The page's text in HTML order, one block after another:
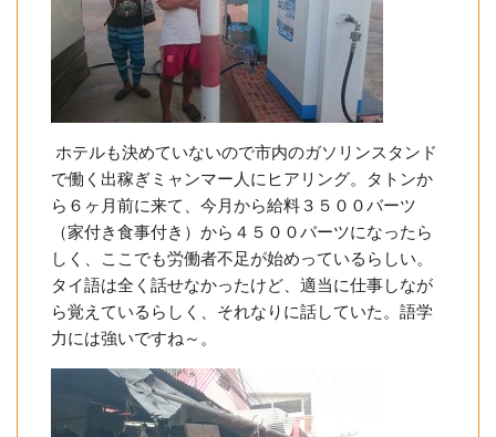
ホテルも決めていないので市内のガソリンスタンド
で働く出稼ぎミャンマー人にヒアリング。タトンか
ら６ヶ月前に来て、今月から給料３５００バーツ
（家付き食事付き）から４５００バーツになったら
しく、ここでも労働者不足が始めっているらしい。
タイ語は全く話せなかったけど、適当に仕事しなが
ら覚えているらしく、それなりに話していた。語学
力には強いですね～。